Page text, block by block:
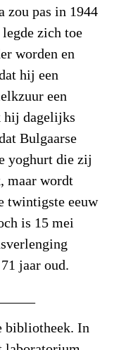
zou pas in 1944
zich toe
worden en
hij een
een
hij dagelijks
Bulgaarse
yoghurt die zij
maar wordt
twintigste eeuw
is 15 mei
jaar oud.
bibliotheek. In